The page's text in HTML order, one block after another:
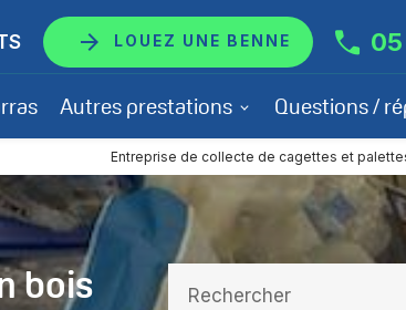
arrow_forward LOUEZ UNE BENNE 05
Autres prestations Questions /
Entreprise de collecte de cagettes et
bois
Rechercher